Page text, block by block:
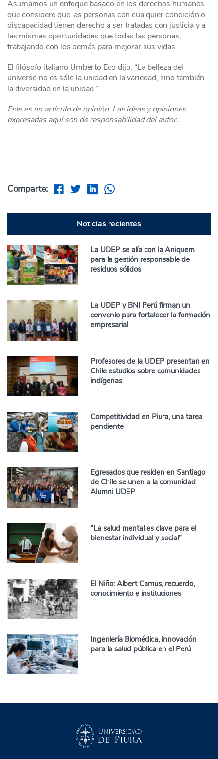
Asumamos un enfoque basado en los derechos humanos
que considere que las personas con cualquier condición o
discapacidad tienen derecho a ser tratadas con justicia y a
las mismas oportunidades que todas las personas,
trabajando con los demás para mejorar sus vidas.
El filósofo italiano Umberto Eco dijo: “La belleza del
universo no es sólo la unidad en la variedad, sino también
la diversidad en la unidad.”
Este es un artículo de opinión. Las ideas y opiniones
expresadas aquí son de responsabilidad del autor.
Comparte:
Noticias recientes
La UDEP se alía con la Aniquem
para la gestión responsable de
residuos sólidos
La UDEP y BNI Perú firman un
convenio para fortalecer la formación
empresarial
Profesores de la UDEP presentan en
Chile estudios sobre comunidades
indígenas
Competitividad en Piura, una tarea
pendiente
Egresados que residen en Santiago
de Chile se unen a la comunidad
Alumni UDEP
“La salud mental es clave para el
bienestar individual y social”
El Niño: Albert Camus, recuerdo,
conocimiento e instituciones
Ingeniería Biomédica, innovación
para la salud pública en el Perú